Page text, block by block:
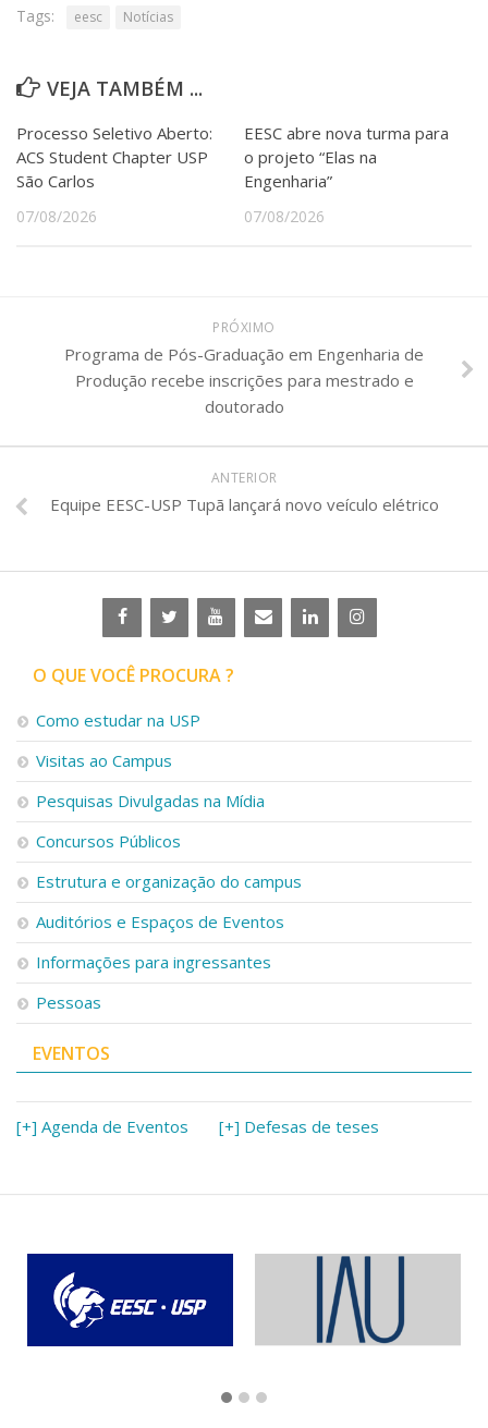
Tags: eesc Notícias
VEJA TAMBÉM ...
Processo Seletivo Aberto:
ACS Student Chapter USP
São Carlos
07/08/2026
EESC abre nova turma para
o projeto “Elas na
Engenharia”
07/08/2026
PRÓXIMO
Programa de Pós-Graduação em Engenharia de
Produção recebe inscrições para mestrado e
doutorado
ANTERIOR
Equipe EESC-USP Tupã lançará novo veículo elétrico
O QUE VOCÊ PROCURA ?
Como estudar na USP
Visitas ao Campus
Pesquisas Divulgadas na Mídia
Concursos Públicos
Estrutura e organização do campus
Auditórios e Espaços de Eventos
Informações para ingressantes
Pessoas
EVENTOS
[+] Agenda de Eventos [+] Defesas de teses